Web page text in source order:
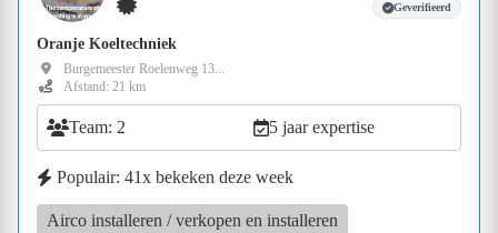
Geverifieerd
Oranje Koeltechniek
Burgemeester Roelenweg 13...
Afstand: 21 km
Team: 2 5 jaar expertise
Populair: 41x bekeken deze week
Airco installeren / verkopen en installeren